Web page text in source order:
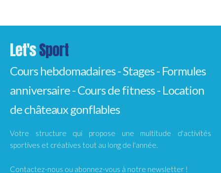
Let'sSport
Cours hebdomadaires - Stages - Formules
anniversaire - Cours de fitness - Location
de châteaux gonflables
Votre structure qui propose une multitude d'activités
sportives et créatives tout au long de l'année.
Contactez-nous ou abonnez-vous à notre newsletter !